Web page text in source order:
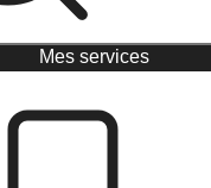
Mes services